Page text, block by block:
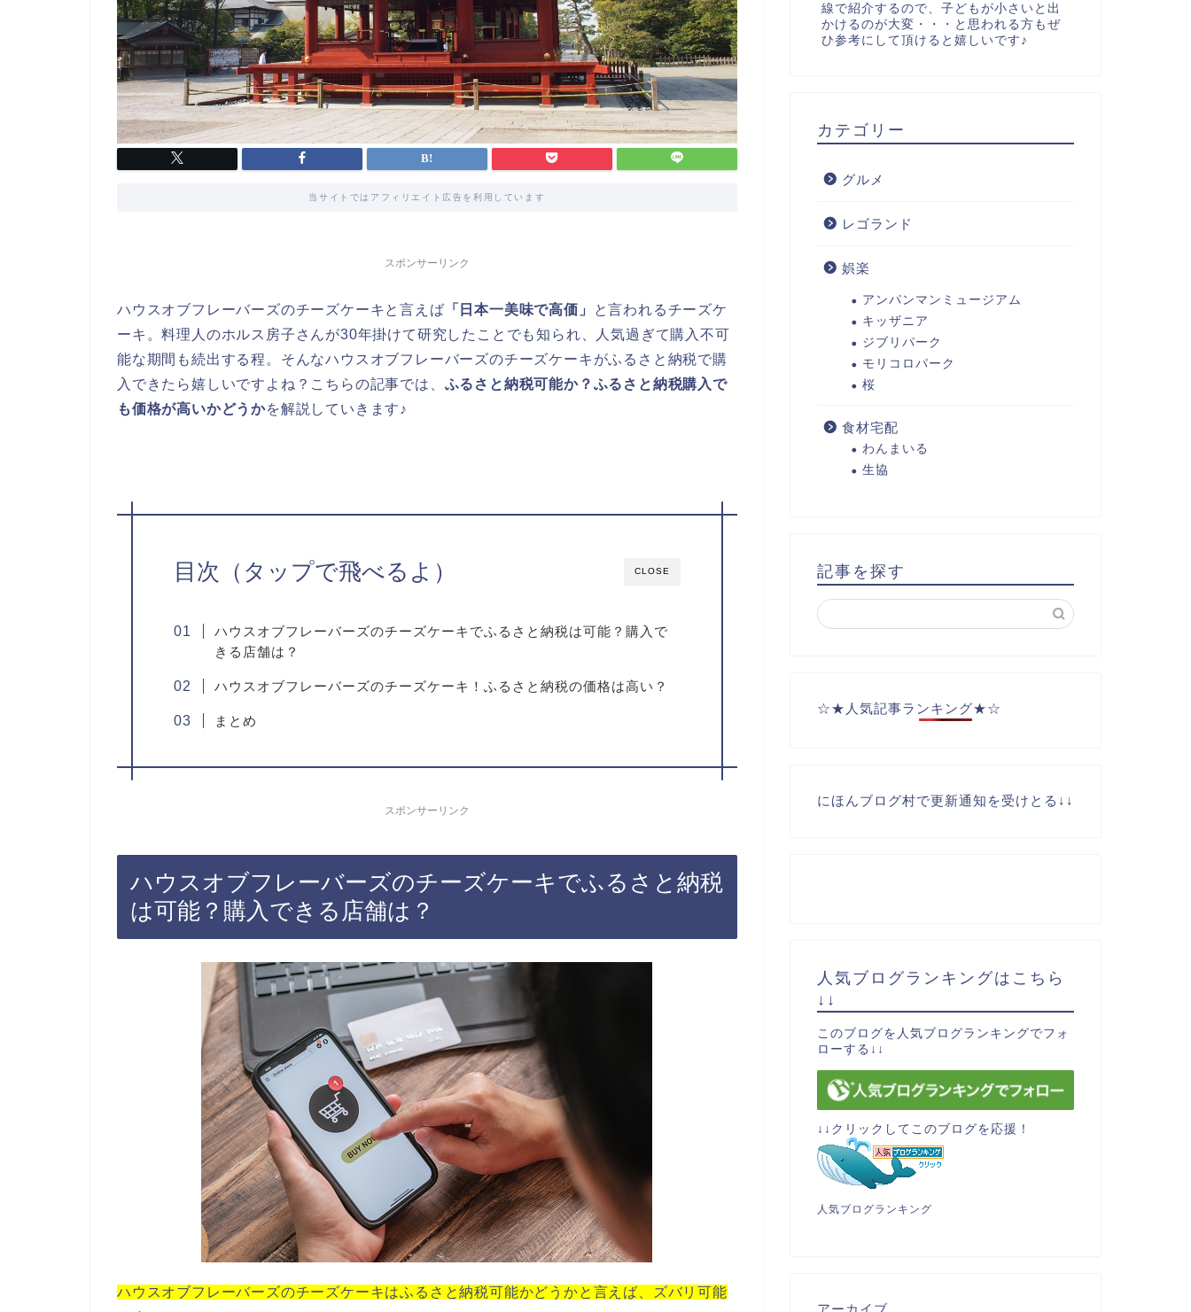
当サイトではアフィリエイト広告を利用しています
スポンサーリンク
ハウスオブフレーバーズのチーズケーキと言えば 「日本一美味で高価」
と言われるチーズケ
ーキ。料理人のホルス房子さんが30年掛けて研究したことでも知られ、人気過ぎて購入不可
能な期間も続出する程。そんなハウスオブフレーバーズのチーズケーキがふるさと納税で購
入できたら嬉しいですよね？こちらの記事では、 ふるさと納税可能か？ふるさと納税購入で
も価格が高いかどうかを解説していきます♪
CLOSE
目次（タップで飛べるよ）
ハウスオブフレーバーズのチーズケーキでふるさと納税は可能？購入で
きる店舗は？
ハウスオブフレーバーズのチーズケーキ！ふるさと納税の価格は高い？
まとめ
スポンサーリンク
ハウスオブフレーバーズのチーズケーキでふるさと納税
は可能？購入できる店舗は？
ハウスオブフレーバーズのチーズケーキはふるさと納税可能かどうかと言えば、ズバリ可能
線で紹介するので、子どもが小さいと出
かけるのが大変・・・と思われる方もぜ
ひ参考にして頂けると嬉しいです♪
カテゴリー
グルメ
レゴランド
娯楽
アンパンマンミュージアム
キッザニア
ジブリパーク
モリコロパーク
桜
食材宅配
わんまいる
生協
記事を探す
☆★人気記事ランキング★☆
にほんブログ村で更新通知を受けとる↓↓
人気ブログランキングはこちら
↓↓
このブログを人気ブログランキングでフォ
ローする↓↓
↓↓クリックしてこのブログを応援！
人気ブログランキング
アーカイブ